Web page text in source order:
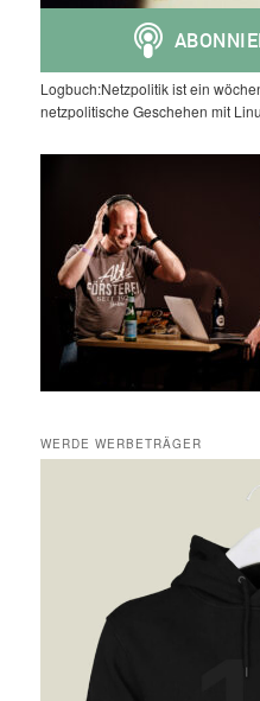
Logbuch:Netzpolitik ist ein
netzpolitische Geschehen mit
WERDE WERBETRÄGER